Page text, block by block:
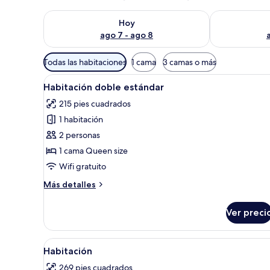
Hoy
ago 7 - ago 8
Consulta la disponibilidad para hoy ago 7 - ago 8
Consulta la
Filtros
disponibles
para
las
habitaciones
Todas las habitaciones 1 cama 3 camas o más
Abrir
todas
las
fotos
de
Habitación
doble
Habitación con dos camas,
4
Habitación doble estándar
215 pies cuadrados
1 habitación
2 personas
1 cama Queen size
Wifi gratuito
Más detalles
Más
doble
estándar
Ver
Abrir
todas
Minibar, caja de seguridad
13
Habitación
269 pies cuadrados